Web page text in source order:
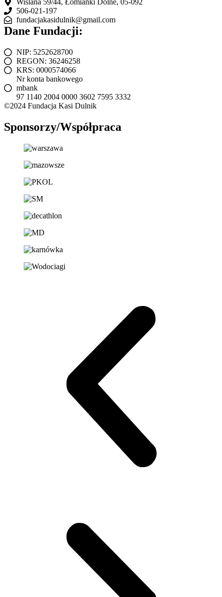
w
akcji
506-021-197
fundacjakasidulnik@gmail.com
Dane Fundacji:
NIP: 5252628700
REGON: 36246258
KRS: 0000574066
Nr konta bankowego
mbank
97 1140 2004 0000 3602 7595 3332
©2024 Fundacja Kasi Dulnik
Sponsorzy/Współpraca